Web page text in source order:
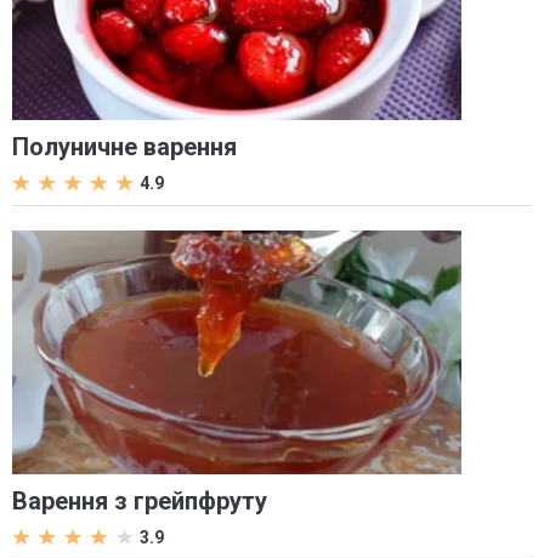
Полуничне варення
4.9
Варення з грейпфруту
3.9